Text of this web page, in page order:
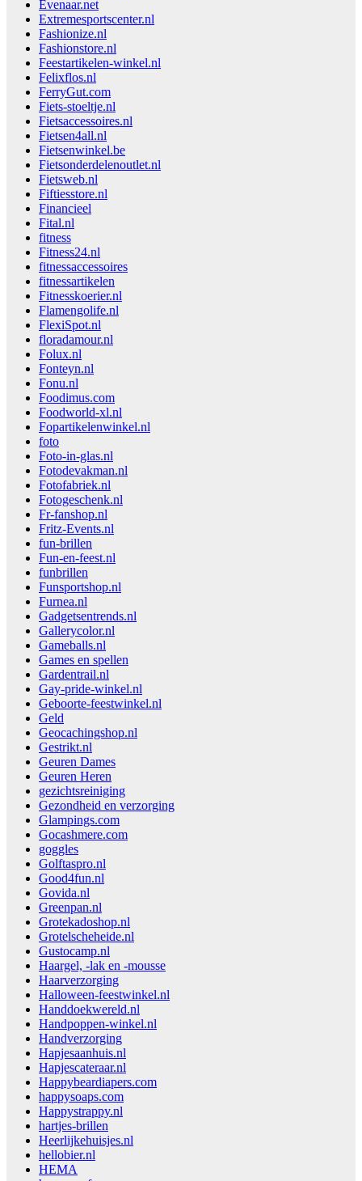
Evenaar.net
Extremesportscenter.nl
Fashionize.nl
Fashionstore.nl
Feestartikelen-winkel.nl
Felixflos.nl
FerryGut.com
Fiets-stoeltje.nl
Fietsaccessoires.nl
Fietsen4all.nl
Fietsenwinkel.be
Fietsonderdelenoutlet.nl
Fietsweb.nl
Fiftiesstore.nl
Financieel
Fital.nl
fitness
Fitness24.nl
fitnessaccessoires
fitnessartikelen
Fitnesskoerier.nl
Flamengolife.nl
FlexiSpot.nl
floradamour.nl
Folux.nl
Fonteyn.nl
Fonu.nl
Foodimus.com
Foodworld-xl.nl
Fopartikelenwinkel.nl
foto
Foto-in-glas.nl
Fotodevakman.nl
Fotofabriek.nl
Fotogeschenk.nl
Fr-fanshop.nl
Fritz-Events.nl
fun-brillen
Fun-en-feest.nl
funbrillen
Funsportshop.nl
Furnea.nl
Gadgetsentrends.nl
Gallerycolor.nl
Gameballs.nl
Games en spellen
Gardentrail.nl
Gay-pride-winkel.nl
Geboorte-feestwinkel.nl
Geld
Geocachingshop.nl
Gestrikt.nl
Geuren Dames
Geuren Heren
gezichtsreiniging
Gezondheid en verzorging
Glampings.com
Gocashmere.com
goggles
Golftaspro.nl
Good4fun.nl
Govida.nl
Greenpan.nl
Grotekadoshop.nl
Grotelscheheide.nl
Gustocamp.nl
Haargel, -lak en -mousse
Haarverzorging
Halloween-feestwinkel.nl
Handdoekwereld.nl
Handpoppen-winkel.nl
Handverzorging
Hapjesaanhuis.nl
Hapjescateraar.nl
Happybeardiapers.com
happysoaps.com
Happystrappy.nl
hartjes-brillen
Heerlijkehuisjes.nl
hellobier.nl
HEMA